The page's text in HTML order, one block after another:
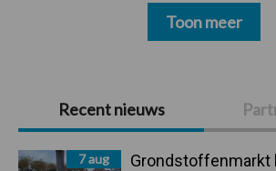
Primaire
Sidebar
Recent nieuws
7 aug
Grondstoffenmarkt
Toon meer